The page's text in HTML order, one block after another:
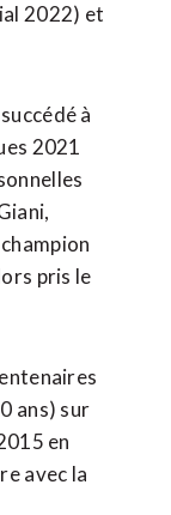
2022) et
à
2021
pris le
ans) sur
en
avec la